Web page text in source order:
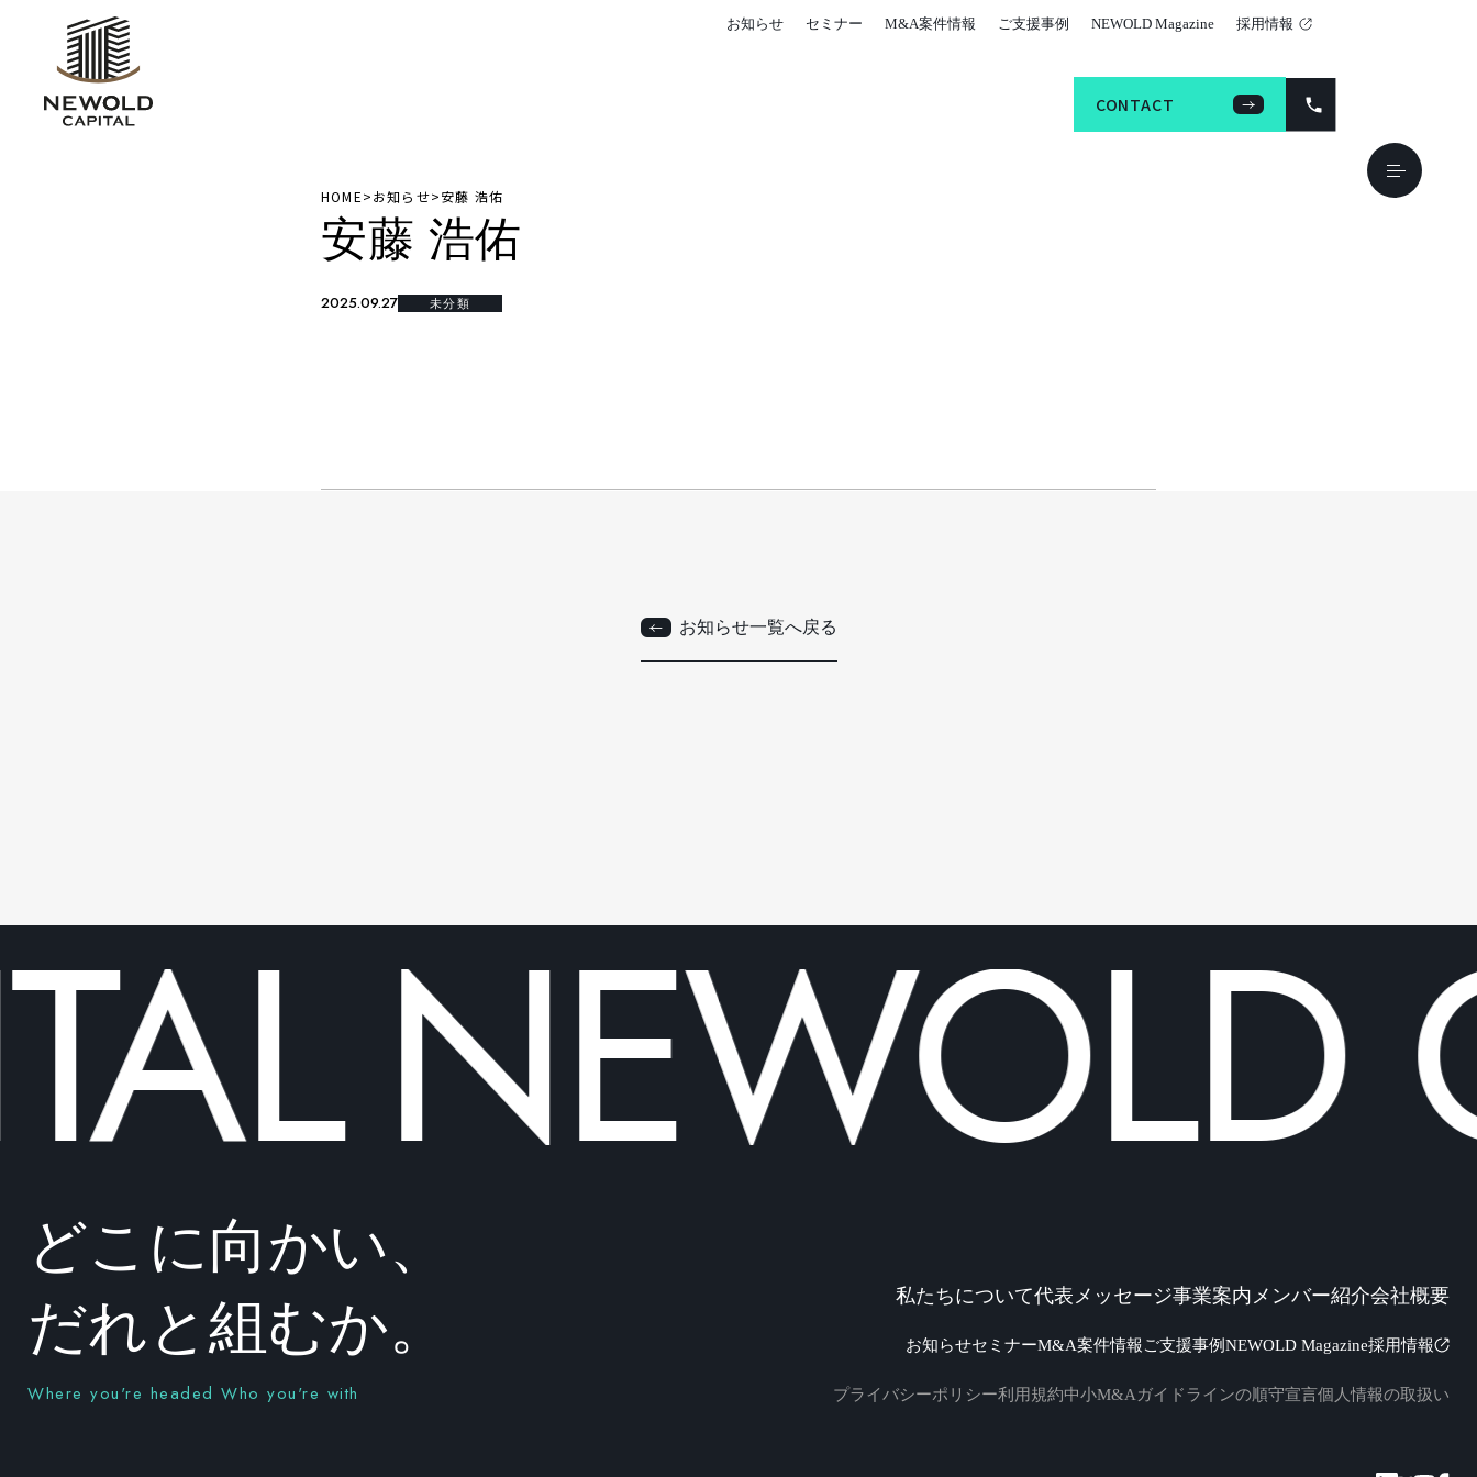
お知らせ セミナー M&A案件情報 ご支援事例 NEWOLD Magazine 採用情報
CONTACT
CONTACT
HOME>お知らせ>安藤 浩佑
安藤 浩佑
2025.09.27 未分類
お知らせ一覧へ戻る
NEWOLD
どこに向かい、
だれと組むか。
Where you're headed Who you're with
私たちについて代表メッセージ事業案内 メンバー紹介会社概要
お知らせセミナーM&A案件情報ご支援事例NEWOLD Magazine採用情報
プライバシーポリシー利用規約中小M&Aガイドラインの順守宣言個人情報の取扱い